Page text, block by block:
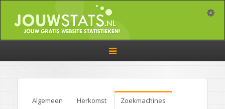
Toggle
navigation
Algemeen Herkomst
Zoekmachines